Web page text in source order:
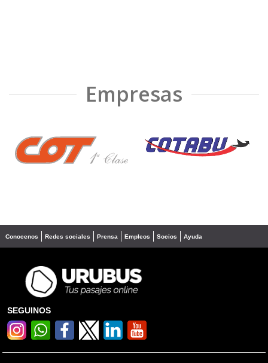
Empresas
❮ ❯
Conocenos Redes sociales Prensa Empleos Socios Ayuda
SEGUINOS